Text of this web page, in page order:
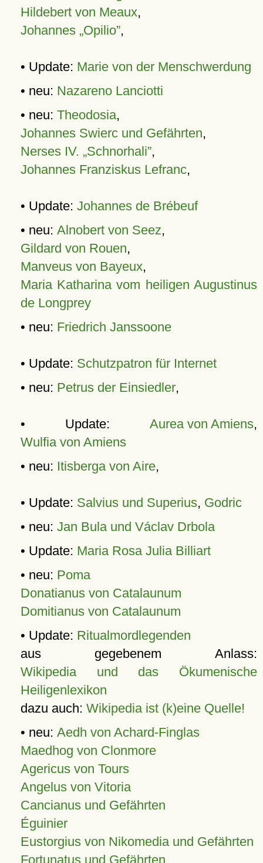
Hildebert von Meaux,
Johannes „Opilio”,
• Update: Marie von der Menschwerdung
• neu: Nazareno Lanciotti
• neu: Theodosia,
Johannes Swierc und Gefährten,
Nerses IV. „Schnorhali”,
Johannes Franziskus Lefranc,
• Update: Johannes de Brébeuf
• neu: Alnobert von Seez,
Gildard von Rouen,
Manveus von Bayeux,
Maria Katharina vom heiligen Augustinus
de Longprey
• neu: Friedrich Janssoone
• Update: Schutzpatron für Internet
• neu: Petrus der Einsiedler,
• Update: Aurea von Amiens,
Wulfia von Amiens
• neu: Itisberga von Aire,
• Update: Salvius und Superius, Godric
• neu: Jan Bula und Václav Drbola
• Update: Maria Rosa Julia Billiart
• neu: Poma
Donatianus von Catalaunum
Domitianus von Catalaunum
• Update: Ritualmordlegenden
aus gegebenem Anlass:
Wikipedia und das Ökumenische
Heiligenlexikon
dazu auch: Wikipedia ist (k)eine Quelle!
• neu: Aedh von Achard-Finglas
Maedhog von Clonmore
Agericus von Tours
Angelus von Vitoria
Cancianus und Gefährten
Éguinier
Eustorgius von Nikomedia und Gefährten
Fortunatus und Gefährten